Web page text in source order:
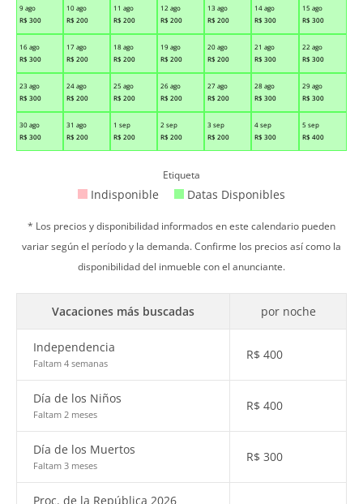
9 ago
R$ 300
10 ago
R$ 200
11 ago
R$ 200
12 ago
R$ 200
13 ago
R$ 200
14 ago
R$ 300
15 ago
R$ 300
16 ago
R$ 300
17 ago
R$ 200
18 ago
R$ 200
19 ago
R$ 200
20 ago
R$ 200
21 ago
R$ 300
22 ago
R$ 300
23 ago
R$ 300
24 ago
R$ 200
25 ago
R$ 200
26 ago
R$ 200
27 ago
R$ 200
28 ago
R$ 300
29 ago
R$ 300
30 ago
R$ 300
31 ago
R$ 200
1 sep
R$ 200
2 sep
R$ 200
3 sep
R$ 200
4 sep
R$ 300
5 sep
R$ 400
Etiqueta
Indisponible Datas Disponibles
* Los precios y disponibilidad informados en este calendario pueden
variar según el período y la demanda. Confirme los precios así como la
disponibilidad del inmueble con el anunciante.
Vacaciones más buscadas por noche
Independencia
Faltam 4 semanas
R$ 400
Día de los Niños
Faltam 2 meses
R$ 400
Día de los Muertos
Faltam 3 meses
R$ 300
Proc. de la República 2026